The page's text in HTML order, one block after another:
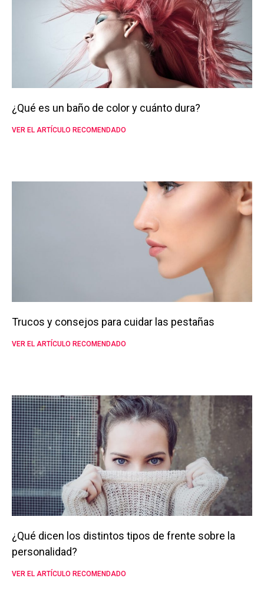
¿Qué es un baño de color y cuánto dura?
VER EL ARTÍCULO RECOMENDADO
Trucos y consejos para cuidar las pestañas
VER EL ARTÍCULO RECOMENDADO
¿Qué dicen los distintos tipos de frente sobre la
personalidad?
VER EL ARTÍCULO RECOMENDADO